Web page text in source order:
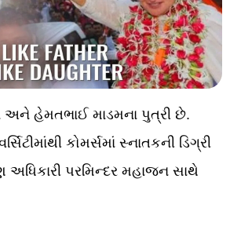
અને હેમતભાઈ માડમના પુત્રી છે.
કોમર્સમાં સ્નાતકની ડિગ્રી
અધિકારી પરમિન્દર મહાજન સાથે